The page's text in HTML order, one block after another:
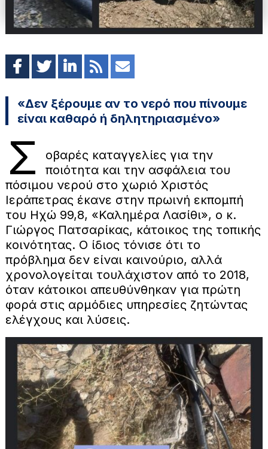
«Δεν ξέρουμε αν το νερό που πίνουμε
είναι καθαρό ή δηλητηριασμένο»
Σ
οβαρές καταγγελίες για την
ποιότητα και την ασφάλεια του
πόσιμου νερού στο χωριό Χριστός
Ιεράπετρας έκανε στην πρωινή εκπομπή
του Ηχώ 99,8, «Καλημέρα Λασίθι», ο κ.
Γιώργος Πατσαρίκας, κάτοικος της τοπικής
κοινότητας. Ο ίδιος τόνισε ότι το
πρόβλημα δεν είναι καινούριο, αλλά
χρονολογείται τουλάχιστον από το 2018,
όταν κάτοικοι απευθύνθηκαν για πρώτη
φορά στις αρμόδιες υπηρεσίες ζητώντας
ελέγχους και λύσεις.